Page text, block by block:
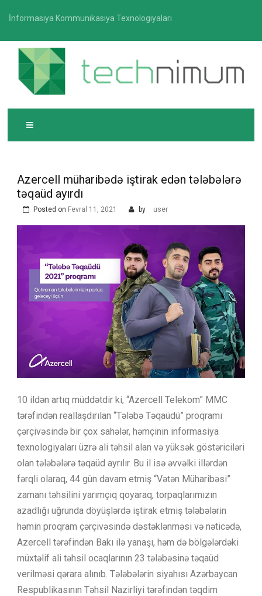
İnformasiya Kommunikasiya Texnologiyaları
TECHNIMUM
İnformasiya-kommunikasiya texnologiyaları üzrə
media platforması
Azercell müharibədə iştirak edən tələbələrə
təqaüd ayırdı
Posted on Fevral 11, 2021 by user
10 ildən artıq müddətdir ki, “Azercell Telekom” MMC
tərəfindən reallaşdırılan “Tələbə Təqaüdü” proqramı
çərçivəsində bir çox sahələr, həmçinin informasiya
texnologiyaları üzrə ali təhsil alan və yüksək göstəriciləri
olan tələbələrə təqaüd ayrılır. Bu il isə əvvəlki illərdən
fərqli olaraq, 44 gün davam etmiş “Vətən Müharibəsi”
zamanı təhsilini yarımçıq qoyaraq, torpaqlarımızın
azadlığı uğrunda döyüşlərdə iştirak etmiş tələbələrin
həmin proqram çərçivəsində dəstəklənməsi və nəticədə,
Azercell tərəfindən Bakı ilə yanaşı, həm də bölgələrdəki
müxtəlif ali təhsil ocaqlarının 23 tələbəsinə təqaüd
verilməsi qərara alınıb. Tələbələrin siyahısı Azərbaycan
Respublikasının Təhsil Nazirliyi tərəfindən təqdim